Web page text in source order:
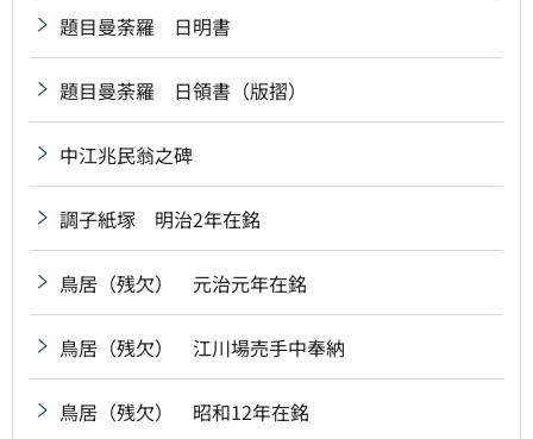
題目曼荼羅 日明書
題目曼荼羅 日領書（版摺）
中江兆民翁之碑
調子紙塚 明治2年在銘
鳥居（残欠） 元治元年在銘
鳥居（残欠） 江川場売手中奉納
鳥居（残欠） 昭和12年在銘